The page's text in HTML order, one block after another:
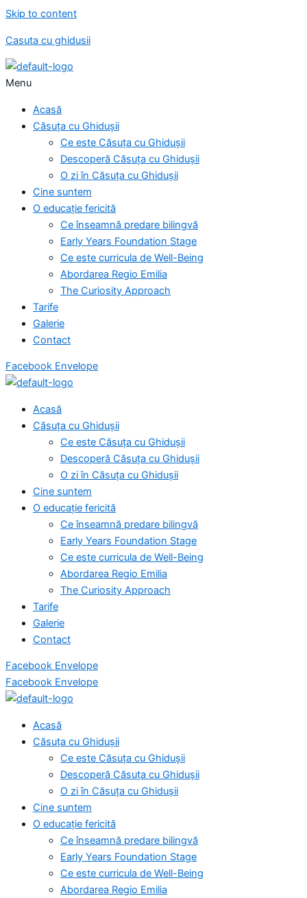
Skip to content
Casuta cu ghidusii
Menu
Acasă
Căsuța cu Ghidușii
Ce este Căsuța cu Ghidușii
Descoperă Căsuța cu Ghidușii
O zi în Căsuța cu Ghidușii
Cine suntem
O educație fericită
Ce înseamnă predare bilingvă
Early Years Foundation Stage
Ce este curricula de Well-Being
Abordarea Regio Emilia
The Curiosity Approach
Tarife
Galerie
Contact
Facebook Envelope
Acasă
Căsuța cu Ghidușii
Ce este Căsuța cu Ghidușii
Descoperă Căsuța cu Ghidușii
O zi în Căsuța cu Ghidușii
Cine suntem
O educație fericită
Ce înseamnă predare bilingvă
Early Years Foundation Stage
Ce este curricula de Well-Being
Abordarea Regio Emilia
The Curiosity Approach
Tarife
Galerie
Contact
Facebook Envelope
Facebook Envelope
Acasă
Căsuța cu Ghidușii
Ce este Căsuța cu Ghidușii
Descoperă Căsuța cu Ghidușii
O zi în Căsuța cu Ghidușii
Cine suntem
O educație fericită
Ce înseamnă predare bilingvă
Early Years Foundation Stage
Ce este curricula de Well-Being
Abordarea Regio Emilia